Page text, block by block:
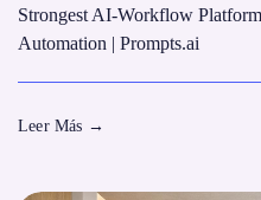
Strongest AI‑Workflow
Automation | Prompts.ai
Leer Más →